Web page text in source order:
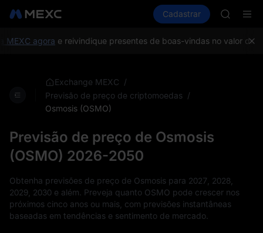
Mercados Spot Futuros
Cadastrar
SPCX
Unitree
agorae reivindique presentes de boas-vindas no valor de até
Exchange MEXC /
Previsão de preço de criptomoedas /
Osmosis (OSMO)
Previsão de preço de Osmosis
(OSMO) 2026-2050
Obtenha previsões de preço de Osmosis para 2027, 2028,
2029, 2030 e além. Preveja quanto OSMO pode crescer nos
próximos cinco anos ou mais, com previsões instantâneas
baseadas em tendências e sentimento de mercado.